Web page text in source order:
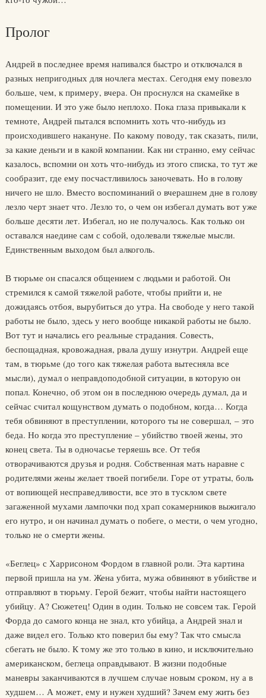
Пролог
Андрей в последнее время напивался быстро и отключался в
разных непригодных для ночлега местах. Сегодня ему повезло
больше, чем, к примеру, вчера. Он проснулся на скамейке в
помещении. И это уже было неплохо. Пока глаза привыкали к
темноте, Андрей пытался вспомнить хоть что-нибудь из
происходившего накануне. По какому поводу, так сказать, пили,
за какие деньги и в какой компании. Как ни странно, ему сейчас
казалось, вспомни он хоть что-нибудь из этого списка, то тут же
сообразит, где ему посчастливилось заночевать. Но в голову
ничего не шло. Вместо воспоминаний о вчерашнем дне в голову
лезло черт знает что. Лезло то, о чем он избегал думать вот уже
больше десяти лет. Избегал, но не получалось. Как только он
оставался наедине сам с собой, одолевали тяжелые мысли.
Единственным выходом был алкоголь.
В тюрьме он спасался общением с людьми и работой. Он
стремился к самой тяжелой работе, чтобы прийти и, не
дожидаясь отбоя, вырубиться до утра. На свободе у него такой
работы не было, здесь у него вообще никакой работы не было.
Вот тут и начались его реальные страдания. Совесть,
беспощадная, кровожадная, рвала душу изнутри. Андрей еще
там, в тюрьме (до того как тяжелая работа вытесняла все
мысли), думал о неправдоподобной ситуации, в которую он
попал. Конечно, об этом он в последнюю очередь думал, да и
сейчас считал кощунством думать о подобном, когда… Когда
тебя обвиняют в преступлении, которого ты не совершал, – это
беда. Но когда это преступление – убийство твоей жены, это
конец света. Ты в одночасье теряешь все. От тебя
отворачиваются друзья и родня. Собственная мать наравне с
родителями жены желает твоей погибели. Горе от утраты, боль
от вопиющей несправедливости, все это в тусклом свете
загаженной мухами лампочки под храп сокамерников выжигало
его нутро, и он начинал думать о побеге, о мести, о чем угодно,
только не о смерти жены.
«Беглец» с Харрисоном Фордом в главной роли. Эта картина
первой пришла на ум. Жена убита, мужа обвиняют в убийстве и
отправляют в тюрьму. Герой бежит, чтобы найти настоящего
убийцу. А? Сюжетец! Один в один. Только не совсем так. Герой
Форда до самого конца не знал, кто убийца, а Андрей знал и
даже видел его. Только кто поверил бы ему? Так что смысла
сбегать не было. К тому же это только в кино, и исключительно
американском, беглеца оправдывают. В жизни подобные
маневры заканчиваются в лучшем случае новым сроком, ну а в
худшем… А может, ему и нужен худший? Зачем ему жить без